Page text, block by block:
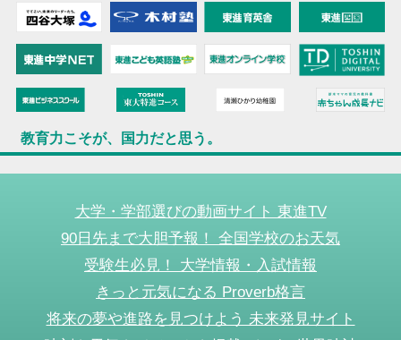
教育力こそが、国力だと思う。
大学・学部選びの動画サイト 東進TV
90日先まで大胆予報！ 全国学校のお天気
受験生必見！ 大学情報・入試情報
きっと元気になる Proverb格言
将来の夢や進路を見つけよう 未来発見サイト